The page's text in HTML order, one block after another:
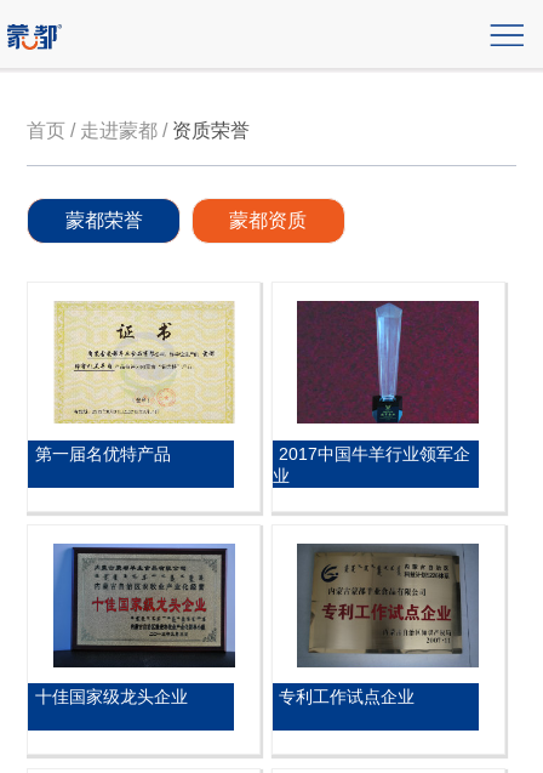
首页 / 走进蒙都 / 资质荣誉
蒙都荣誉 蒙都资质
第一届名优特产品
2017中国牛羊行业领军企
业
十佳国家级龙头企业 专利工作试点企业